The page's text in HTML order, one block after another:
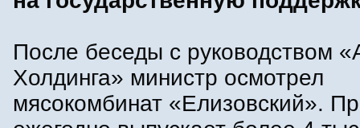
После беседы с руководством
Холдинга» министр осмотрел
мясокомбинат «Елизовский».